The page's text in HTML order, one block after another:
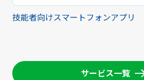
技能者向けスマートフォンアプリ
サービス一覧